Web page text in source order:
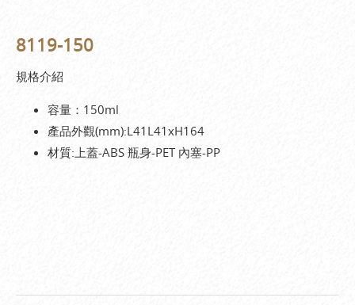
8119-150
規格介紹
容量：150ml
產品外觀(mm):L41L41xH164
材質:上蓋-ABS 瓶身-PET 內塞-PP